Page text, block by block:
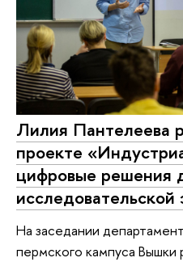
Лилия Пантелеева
проекте
цифровые решения
На заседании
пермского кампуса Вышки